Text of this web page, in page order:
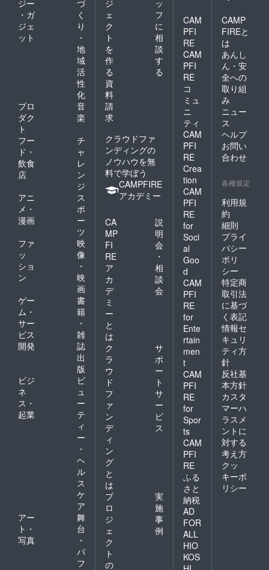
ジー
・ガ
ジェ
ット
づ
く
り
・
地
域
活
性
化
プロ
ダク
ト
音
楽
フー
ド・
飲食
店
チ
ャ
レ
ン
ジ
アニ
メ・
漫画
ス
ポ
ー
ツ
ファ
ッ
ショ
ン
映
像
・
映
画
ゲー
ム・
サー
ビス
開発
書
籍
・
雑
誌
出
版
ビジ
ネ
ス・
起業
ビ
ュ
ー
テ
ィ
ー
・
ヘ
ル
ス
ケ
ア
アー
ト・
写真
舞
台
・
パ
フ
ジ
ェ
ク
ト
を
作
る
ッ
フ
に
相
談
す
る
資
料
請
求
クラウドファ
ンディングの
ノウハウを無
料で学ぼう
CAMPFIRE
アカデミー
CA
MP
FI
RE
ア
カ
デ
ミ
ー
と
は
説
明
会
・
相
談
会
ク
ラ
ウ
ド
フ
ァ
ン
デ
ィ
ン
グ
と
は
サ
ポ
ー
ト
サ
ー
ビ
ス
プ
ロ
ジ
ェ
ク
ト
の
実
施
事
例
CAM
PFI
RE
CAM
PFI
RE
コ
ミュ
ニ
ティ
CAM
PFI
RE
Crea
tion
CAM
PFI
RE
for
Soci
al
Goo
d
CAM
PFI
RE
for
Ente
rtain
men
t
CAM
PFI
RE
for
Spor
ts
CAM
PFI
RE
ふる
さと
納税
AD
FOR
ALL
HIO
KOS
CAMP
FIREと
は
あんし
ん・安
全への
取り組
み
ニュー
ス
ヘルプ
お問い
合わせ
各種規定
利用規
約
細則
プライ
バシー
ポリ
シー
特定商
取引法
に基づ
く表記
情報セ
キュリ
ティ方
針
反社基
本方針
カスタ
マーハ
ラスメ
ントに
対する
考え方
クッ
キーポ
リシー